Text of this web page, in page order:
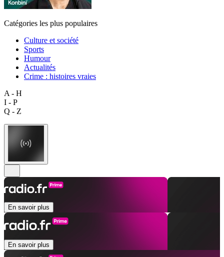
Catégories les plus populaires
Culture et société
Sports
Humour
Actualités
Crime : histoires vraies
A - H
I - P
Q - Z
En savoir plus
En savoir plus